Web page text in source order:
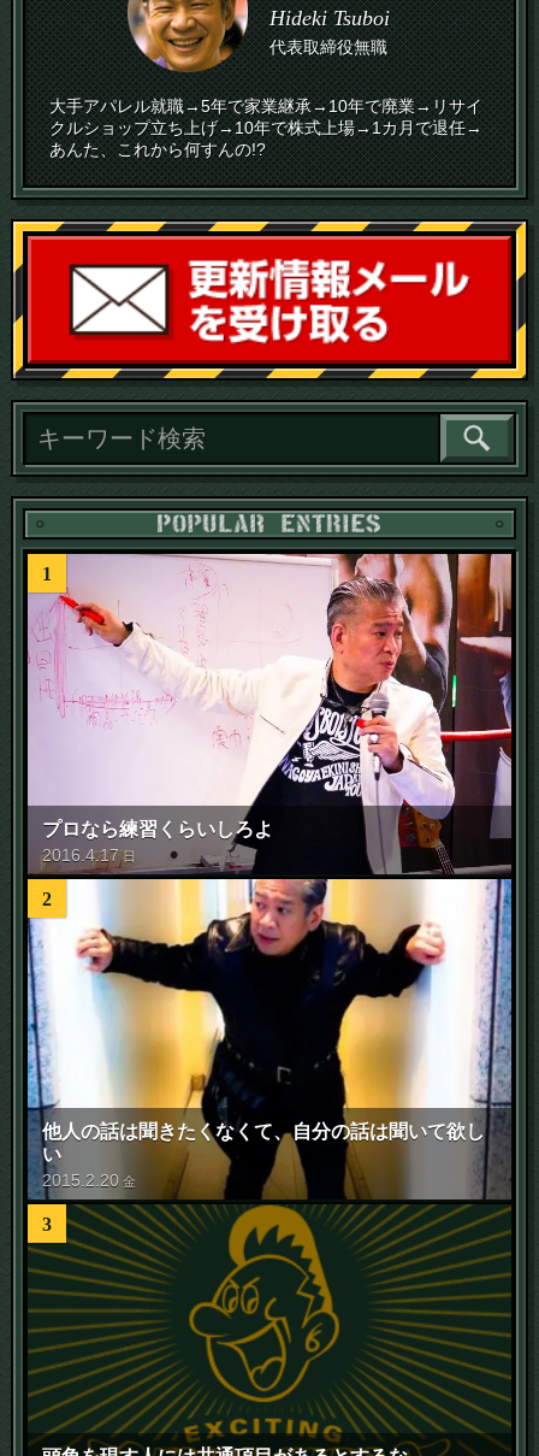
Hideki Tsuboi
代表取締役無職
大手アパレル就職→5年で家業継承→10年で廃業→リサイ
クルショップ立ち上げ→10年で株式上場→1カ月で退任→
あんた、これから何すんの!?
読
1
プロなら練習くらいしろよ
2016.4.17 日
2
他人の話は聞きたくなくて、自分の話は聞いて欲し
い
2015.2.20 金
3